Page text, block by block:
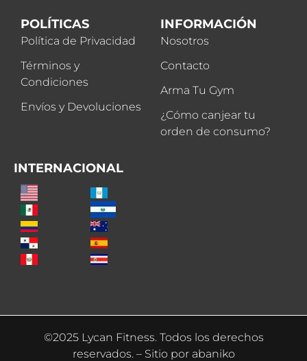
POLÍTICAS
Política de Privacidad
Términos y
Condiciones
Envíos y Devoluciones
INFORMACIÓN
Nosotros
Contacto
Arma Tu Gym
¿Cómo canjear tu
orden de consumo?
INTERNACIONAL
©2025 Lycan Fitness. Todos los derechos
reservados. – Sitio por abaniko